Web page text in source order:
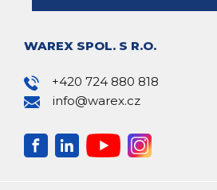
WAREX SPOL. S R.O.
+420 724 880 818
info@warex.cz